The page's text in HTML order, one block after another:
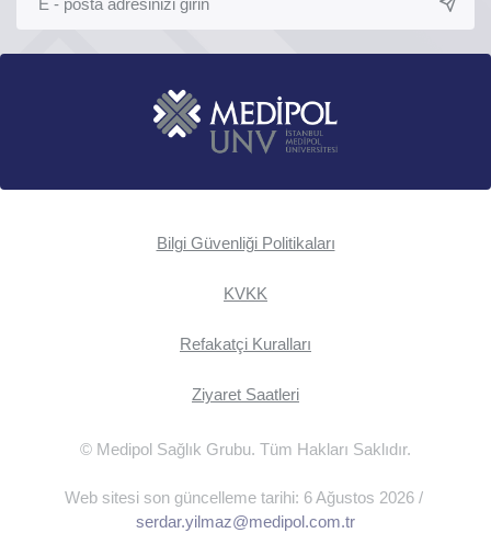
Bilgi Güvenliği Politikaları
KVKK
Refakatçi Kuralları
Ziyaret Saatleri
© Medipol Sağlık Grubu. Tüm Hakları Saklıdır.
Web sitesi son güncelleme tarihi: 6 Ağustos 2026 /
serdar.yilmaz@medipol.com.tr